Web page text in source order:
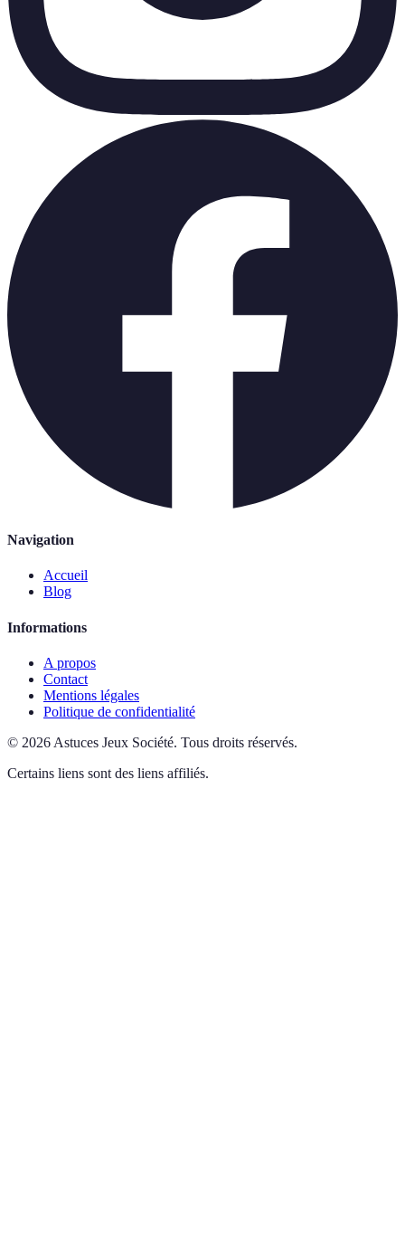
Navigation
Accueil
Blog
Informations
A propos
Contact
Mentions légales
Politique de confidentialité
© 2026 Astuces Jeux Société. Tous droits réservés.
Certains liens sont des liens affiliés.